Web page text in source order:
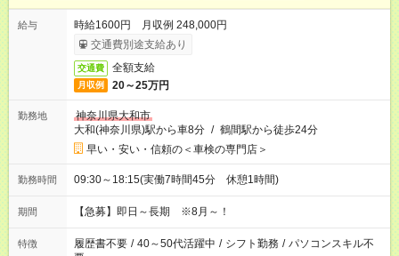
給与
時給1600円 月収例 248,000円
交通費別途支給あり
交通費 全額支給
月収例 20～25万円
勤務地
神奈川県大和市
大和(神奈川県)駅から車8分 / 鶴間駅から徒歩24分
早い・安い・信頼の＜車検の専門店＞
勤務時間 09:30～18:15(実働7時間45分 休憩1時間)
期間 【急募】即日～長期 ※8月～！
特徴 履歴書不要 / 40～50代活躍中 / シフト勤務 / パソコンスキル不